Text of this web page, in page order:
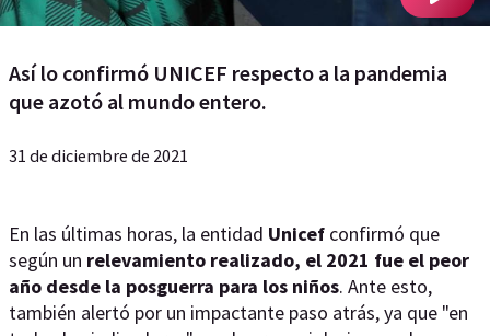
Así lo confirmó UNICEF respecto a la pandemia
que azotó al mundo entero.
31 de diciembre de 2021
En las últimas horas, la entidad Unicef confirmó que
según un relevamiento realizado, el 2021 fue el peor
año desde la posguerra para los niños. Ante esto,
también alertó por un impactante paso atrás, ya que "en